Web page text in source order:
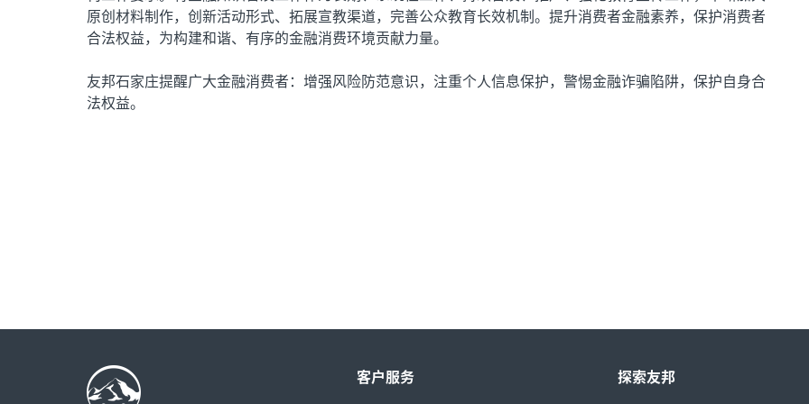
原创材料制作，创新活动形式、拓展宣教渠道，完善公众教育长效机制。提升消费者金融素养，保护消费者
合法权益，为构建和谐、有序的金融消费环境贡献力量。
友邦石家庄提醒广大金融消费者：增强风险防范意识，注重个人信息保护，警惕金融诈骗陷阱，保护自身合
法权益。
客户服务 探索友邦